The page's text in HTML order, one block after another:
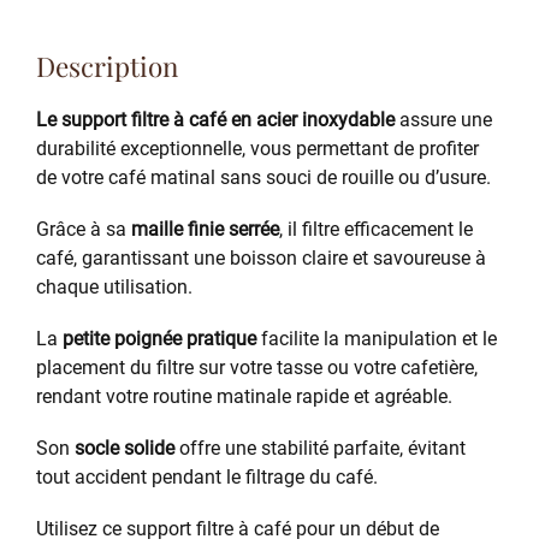
Description
Le support filtre à café en acier inoxydableassure une
durabilité exceptionnelle, vous permettant de profiter
de votre café matinal sans souci de rouille ou d’usure.
Grâce à sa maille finie serrée, il filtre efficacement le
café, garantissant une boisson claire et savoureuse à
chaque utilisation.
La petite poignée pratiquefacilite la manipulation et le
placement du filtre sur votre tasse ou votre cafetière,
rendant votre routine matinale rapide et agréable.
Son socle solideoffre une stabilité parfaite, évitant
tout accident pendant le filtrage du café.
Utilisez ce support filtre à café pour un début de